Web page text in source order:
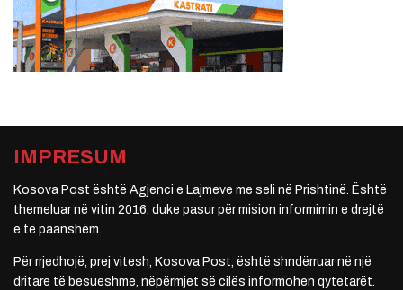
IMPRESUM
Kosova Post është Agjenci e Lajmeve me seli në Prishtinë. Është
themeluar në vitin 2016, duke pasur për mision informimin e drejtë
e të paanshëm.
Për rrjedhojë, prej vitesh, Kosova Post, është shndërruar në një
dritare të besueshme, nëpërmjet së cilës informohen qytetarët.